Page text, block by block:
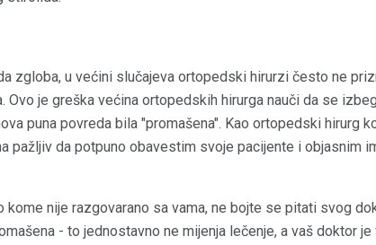
zgloba, u većini slučajeva ortopedski hirurzi često ne
je greška većina ortopedskih hirurga nauči da se
puna povreda bila "promašena". Kao ortopedski hirurg
pažljiv da potpuno obavestim svoje pacijente i objasnim
nije razgovarano sa vama, ne bojte se pitati svog
- to jednostavno ne mijenja lečenje, a vaš doktor je